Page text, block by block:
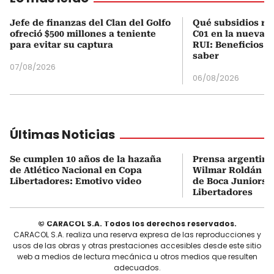
Jefe de finanzas del Clan del Golfo
ofreció $500 millones a teniente
para evitar su captura
07/08/2026
Qué subsidios
C01 en la nueva
RUI: Beneficios
saber
06/08/2026
Últimas Noticias
Se cumplen 10 años de la hazaña
de Atlético Nacional en Copa
Libertadores: Emotivo video
Prensa
Wilmar Roldán
de Boca Juniors
Libertadores
© CARACOL S.A. Todos los derechos reservados.
CARACOL S.A. realiza una reserva expresa de las reproducciones y
usos de las obras y otras prestaciones accesibles desde este sitio
web a medios de lectura mecánica u otros medios que resulten
adecuados.